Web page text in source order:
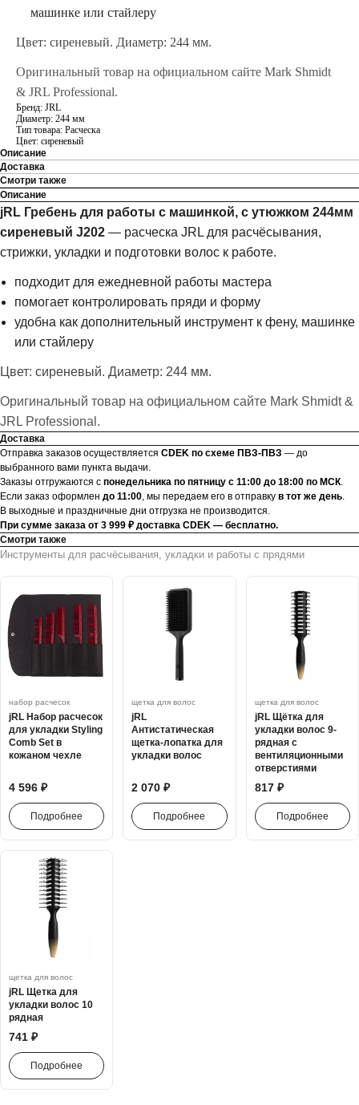
машинке или стайлеру
Цвет: сиреневый. Диаметр: 244 мм.
Оригинальный товар на официальном сайте Mark Shmidt
& JRL Professional.
Бренд: JRL
Диаметр: 244 мм
Тип товара: Расческа
Цвет: сиреневый
Описание
Доставка
Смотри также
Описание
jRL Гребень для работы с машинкой, с утюжком 244мм
сиреневый J202 — расческа JRL для расчёсывания,
стрижки, укладки и подготовки волос к работе.
подходит для ежедневной работы мастера
помогает контролировать пряди и форму
удобна как дополнительный инструмент к фену, машинке
или стайлеру
Цвет: сиреневый. Диаметр: 244 мм.
Оригинальный товар на официальном сайте Mark Shmidt &
JRL Professional.
Доставка
Отправка заказов осуществляется CDEK по схеме ПВЗ-ПВЗ — до
выбранного вами пункта выдачи.
Заказы отгружаются с понедельника по пятницу с 11:00 до 18:00 по МСК.
Если заказ оформлен до 11:00, мы передаем его в отправку в тот же день.
В выходные и праздничные дни отгрузка не производится.
При сумме заказа от 3 999 ₽ доставка CDEK — бесплатно.
Смотри также
Инструменты для расчёсывания, укладки и работы с прядями
набор расчесок
jRL Набор расчесок
для укладки Styling
Comb Set в
кожаном чехле
4 596 ₽
Подробнее
щетка для волос
jRL
Антистатическая
щетка-лопатка для
укладки волос
2 070 ₽
Подробнее
щетка для волос
jRL Щётка для
укладки волос 9-
рядная с
вентиляционными
отверстиями
817 ₽
Подробнее
щетка для волос
jRL Щетка для
укладки волос 10
рядная
741 ₽
Подробнее